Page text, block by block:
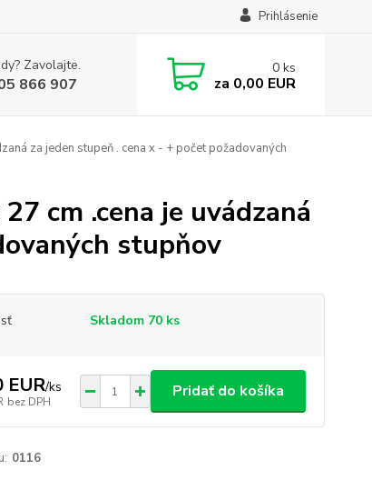
Prihlásenie
Zavolajte.
866 907
0 ks
za 0,00 EUR
za jeden stupeň . cena x - + počet požadovaných
cm .cena je uvádzaná
stupňov
Skladom 70 ks
EUR/ks
bez DPH
Pridať do košíka
0116